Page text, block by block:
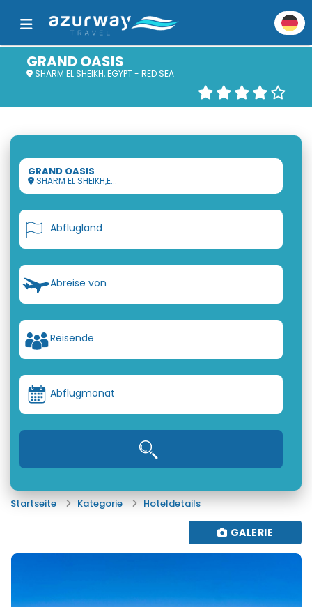
GRAND OASIS
SHARM EL SHEIKH, EGYPT - RED SEA
GRAND OASIS
SHARM EL SHEIKH,E...
Abflugland
Abreise von
Reisende
Abflugmonat
Startseite Kategorie Hoteldetails
GALERIE